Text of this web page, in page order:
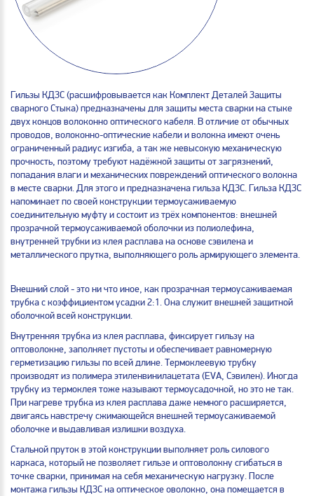
Гильзы КДЗС (расшифровывается как Комплект Деталей Защиты
сварного Стыка) предназначены для защиты места сварки на стыке
двух концов волоконно оптического кабеля. В отличие от обычных
проводов, волоконно-оптические кабели и волокна имеют очень
ограниченный радиус изгиба, а так же невысокую механическую
прочность, поэтому требуют надёжной защиты от загрязнений,
попадания влаги и механических повреждений оптического волокна
в месте сварки. Для этого и предназначена гильза КДЗС. Гильза КДЗС
напоминает по своей конструкции термоусаживаемую
соединительную муфту и состоит из трёх компонентов: внешней
прозрачной термоусаживаемой оболочки из полиолефина,
внутренней трубки из клея расплава на основе сэвилена и
металлического прутка, выполняющего роль армирующего элемента.
Внешний слой - это ни что иное, как прозрачная термоусаживаемая
трубка с коэффициентом усадки 2:1. Она служит внешней защитной
оболочкой всей конструкции.
Внутренняя трубка из клея расплава, фиксирует гильзу на
оптоволокне, заполняет пустоты и обеспечивает равномерную
герметизацию гильзы по всей длине. Термоклеевую трубку
производят из полимера этиленвинилацетата (EVA, Сэвилен). Иногда
трубку из термоклея тоже называют термоусадочной, но это не так.
При нагреве трубка из клея расплава даже немного расширяется,
двигаясь навстречу сжимающейся внешней термоусаживаемой
оболочке и выдавливая излишки воздуха.
Стальной пруток в этой конструкции выполняет роль силового
каркаса, который не позволяет гильзе и оптоволокну сгибаться в
точке сварки, принимая на себя механическую нагрузку. После
монтажа гильзы КДЗС на оптическое оволокно, она помещается в